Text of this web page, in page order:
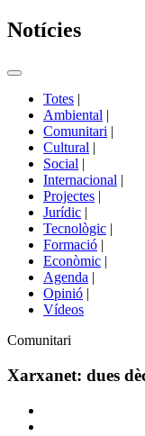
Notícies
Commutador
portals
Totes |
Ambiental |
Comunitari |
Cultural |
Social |
Internacional |
Projectes |
Jurídic |
Tecnològic |
Formació |
Econòmic |
Agenda |
Opinió |
Vídeos
Àmbit
la
Comunitari
Xarxanet: dues
Comparteix